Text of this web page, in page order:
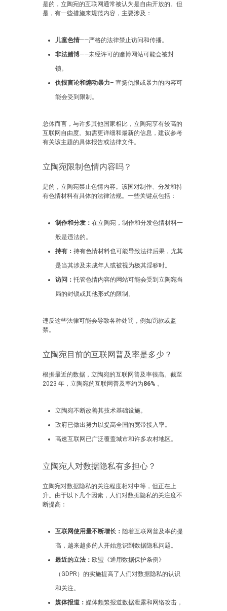
是的，立陶宛的互联网通常被认为是自由开放的。但
是，有一些措施来规范内容，主要涉及：
儿童色情——严格的法律禁止访问和传播。
非法赌博——未经许可的赌博网站可能会被封
锁。
仇恨言论和煽动暴力– 宣扬仇恨或暴力的内容可
能会受到限制。
总体而言，与许多其他国家相比，立陶宛享有较高的
互联网自由度。如需更详细和最新的信息，建议参考
有关该主题的具体报告或法律文件。
立陶宛限制色情内容吗？
是的，立陶宛禁止色情内容。该国对制作、分发和持
有色情材料有具体的法律法规。一些关键点包括：
制作和分发： 在立陶宛，制作和分发色情材料一
般是违法的。
持有： 持有色情材料也可能导致法律后果，尤其
是当其涉及未成年人或被视为极其淫秽时。
访问： 托管色情内容的网站可能会受到立陶宛当
局的封锁或其他形式的限制。
违反这些法律可能会导致各种处罚，例如罚款或监
禁。
立陶宛目前的互联网普及率是多少？
根据最近的数据，立陶宛的互联网普及率很高。截至
2023 年，立陶宛的互联网普及率约为86% 。
立陶宛不断改善其技术基础设施。
政府已做出努力以提高全国的宽带接入率。
高速互联网已广泛覆盖城市和许多农村地区。
立陶宛人对数据隐私有多担心？
立陶宛对数据隐私的关注程度相对中等，但正在上
升。由于以下几个因素，人们对数据隐私的关注度不
断提高：
互联网使用量不断增长： 随着互联网普及率的提
高，越来越多的人开始意识到数据隐私问题。
最近的立法： 欧盟《通用数据保护条例》
（GDPR）的实施提高了人们对数据隐私的认识
和关注。
媒体报道： 媒体频繁报道数据泄露和网络攻击，